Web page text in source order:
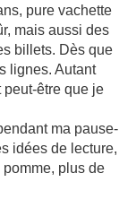
pure vachette
mais aussi des
billets. Dès que
lignes. Autant
être que je
ma pause-
idées de lecture,
plus de